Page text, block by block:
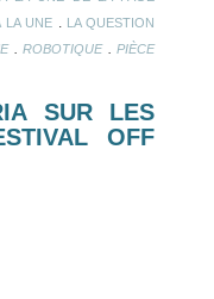
LA UNE
LA QUESTION
.ROBOTIQUE.PIÈCE
SUR LES
OFF